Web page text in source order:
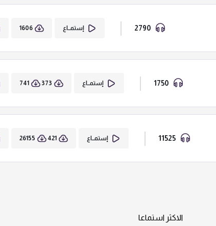
إستمــاع 1606
إستمــاع 373
741
إستمــاع 421
26155
الاكثر استماعا